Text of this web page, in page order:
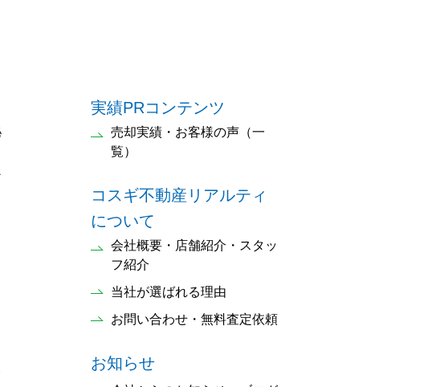
実績PRコンテンツ
売却実績・お客様の声（一
覧）
コスギ不動産リアルティ
について
会社概要・店舗紹介・スタッ
フ紹介
当社が選ばれる理由
お問い合わせ・無料査定依頼
お知らせ